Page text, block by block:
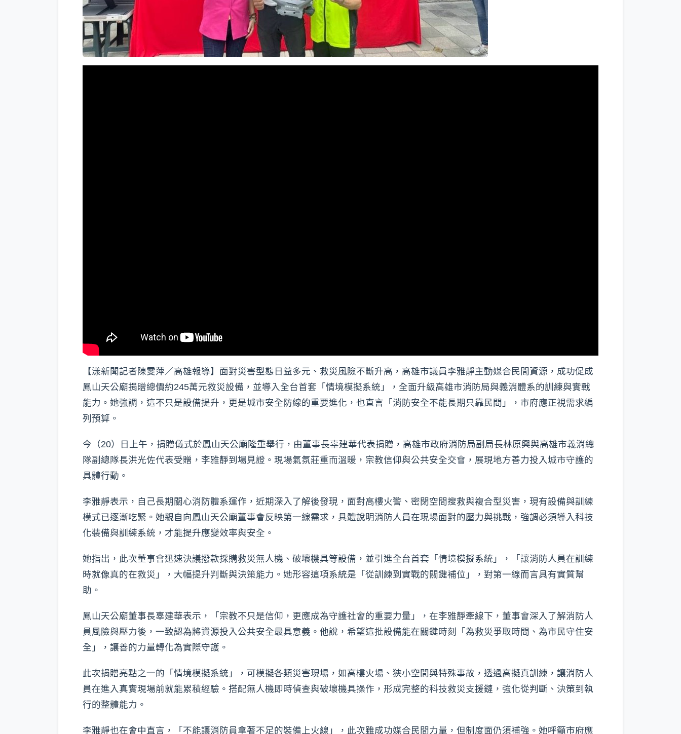
【漾新聞記者陳雯萍／高雄報導】面對災害型態日益多元、救災風險不斷升高，高雄市議員李雅靜主動媒合民間資源，成功促成
鳳山天公廟捐贈總價約245萬元救災設備，並導入全台首套「情境模擬系統」，全面升級高雄市消防局與義消體系的訓練與實戰
能力。她強調，這不只是設備提升，更是城市安全防線的重要進化，也直言「消防安全不能長期只靠民間」，市府應正視需求編
列預算。
今（20）日上午，捐贈儀式於鳳山天公廟隆重舉行，由董事長辜建華代表捐贈，高雄市政府消防局副局長林原興與高雄市義消總
隊副總隊長洪光佐代表受贈，李雅靜到場見證。現場氣氛莊重而溫暖，宗教信仰與公共安全交會，展現地方善力投入城市守護的
具體行動。
李雅靜表示，自己長期關心消防體系運作，近期深入了解後發現，面對高樓火警、密閉空間搜救與複合型災害，現有設備與訓練
模式已逐漸吃緊。她親自向鳳山天公廟董事會反映第一線需求，具體說明消防人員在現場面對的壓力與挑戰，強調必須導入科技
化裝備與訓練系統，才能提升應變效率與安全。
她指出，此次董事會迅速決議撥款採購救災無人機、破壞機具等設備，並引進全台首套「情境模擬系統」，「讓消防人員在訓練
時就像真的在救災」，大幅提升判斷與決策能力。她形容這項系統是「從訓練到實戰的關鍵補位」，對第一線而言具有實質幫
助。
鳳山天公廟董事長辜建華表示，「宗教不只是信仰，更應成為守護社會的重要力量」，在李雅靜牽線下，董事會深入了解消防人
員風險與壓力後，一致認為將資源投入公共安全最具意義。他說，希望這批設備能在關鍵時刻「為救災爭取時間、為市民守住安
全」，讓善的力量轉化為實際守護。
此次捐贈亮點之一的「情境模擬系統」，可模擬各類災害現場，如高樓火場、狹小空間與特殊事故，透過高擬真訓練，讓消防人
員在進入真實現場前就能累積經驗。搭配無人機即時偵查與破壞機具操作，形成完整的科技救災支援鏈，強化從判斷、決策到執
行的整體能力。
李雅靜也在會中直言，「不能讓消防員拿著不足的裝備上火線」，此次雖成功媒合民間力量，但制度面仍須補強。她呼籲市府應